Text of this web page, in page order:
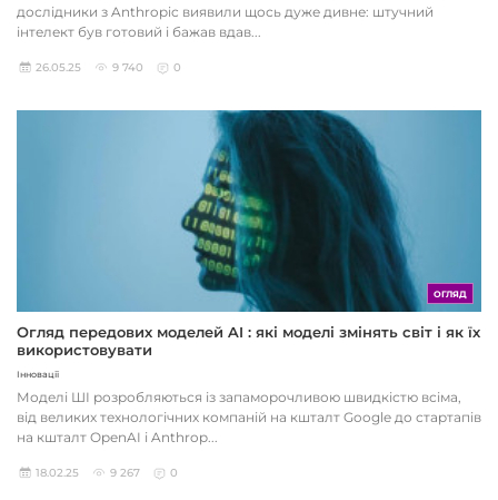
дослідники з Anthropic виявили щось дуже дивне: штучний
інтелект був готовий і бажав вдав...
26.05.25 9 740 0
ОГЛЯД
Огляд передових моделей AI : які моделі змінять світ і як їх
використовувати
Інновації
Моделі ШІ розробляються із запаморочливою швидкістю всіма,
від великих технологічних компаній на кшталт Google до стартапів
на кшталт OpenAI і Anthrop...
18.02.25 9 267 0